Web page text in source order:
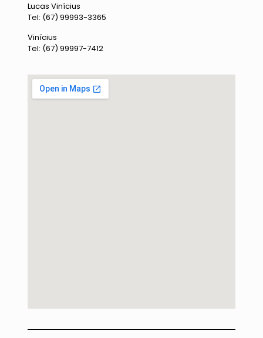
Lucas Vinícius
Tel: (67) 99993-3365
Vinícius
Tel: (67) 99997-7412